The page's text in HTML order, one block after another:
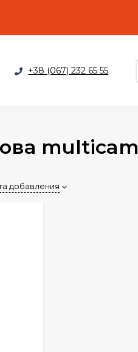
+38 (067) 232 65 55
multicam
добавления